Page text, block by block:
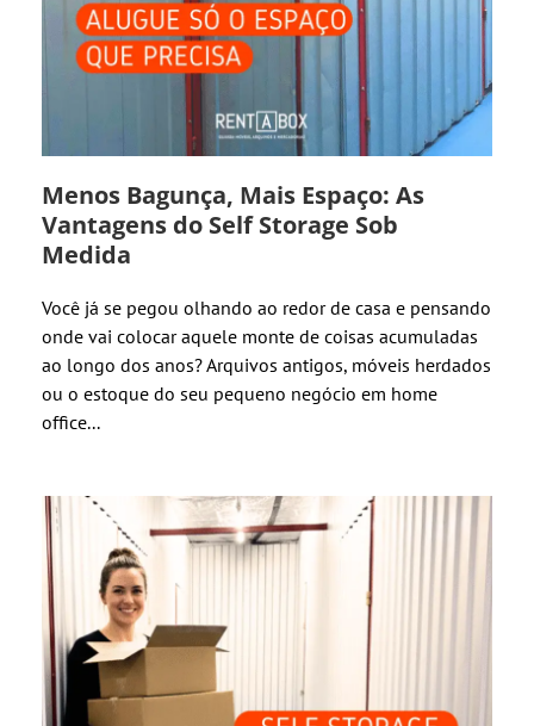
Menos Bagunça, Mais Espaço: As
Vantagens do Self Storage Sob
Medida
Você já se pegou olhando ao redor de casa e pensando
onde vai colocar aquele monte de coisas acumuladas
ao longo dos anos? Arquivos antigos, móveis herdados
ou o estoque do seu pequeno negócio em home
office...